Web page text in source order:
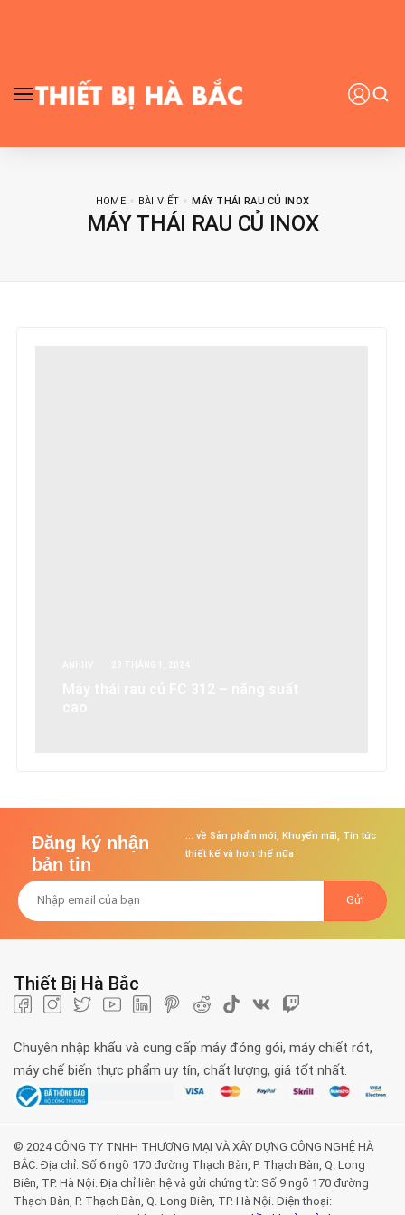
HOME BÀI VIẾT MÁY THÁI RAU CỦ INOX
MÁY THÁI RAU CỦ INOX
Đăng ký nhận
bản tin
... về Sản phẩm mới, Khuyến mãi, Tin tức
thiết kế và hơn thế nữa
Thiết Bị Hà Bắc
Chuyên nhập khẩu và cung cấp máy đóng gói, máy chiết rót,
máy chế biến thực phẩm uy tín, chất lượng, giá tốt nhất.
© 2024 CÔNG TY TNHH THƯƠNG MẠI VÀ XÂY DỰNG CÔNG NGHỆ HÀ
BẮC. Địa chỉ: Số 6 ngõ 170 đường Thạch Bàn, P. Thạch Bàn, Q. Long
Biên, TP. Hà Nội. Địa chỉ liên hệ và gửi chứng từ: Số 9 ngõ 170 đường
Thạch Bàn, P. Thạch Bàn, Q. Long Biên, TP. Hà Nội. Điện thoại: